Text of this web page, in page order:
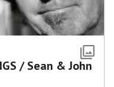
/ Sean & John